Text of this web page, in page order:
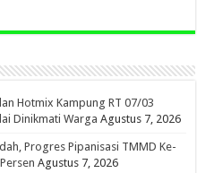
Hotmix Kampung RT 07/03
Dinikmati Warga Agustus 7, 2026
Progres Pipanisasi TMMD Ke-
Agustus 7, 2026